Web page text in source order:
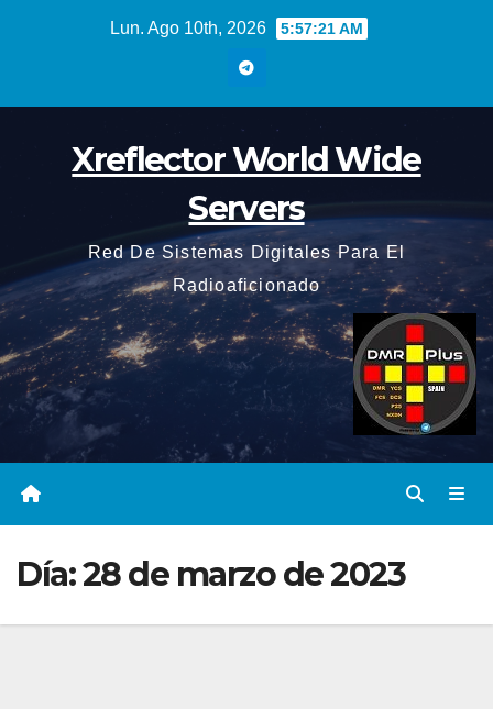
Lun. Ago 10th, 2026 5:57:22 AM
Xreflector World Wide
Servers
Red De Sistemas Digitales Para El
Radioaficionado
Día:28 de marzo de 2023